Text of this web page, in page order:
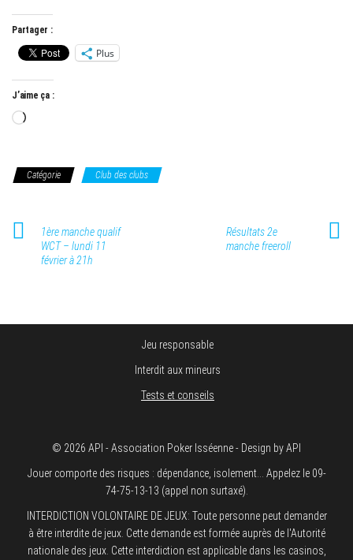
Partager :
Plus
J’aime ça :
Chargement…
Catégorie Club des clubs
1ère manche qualif
WCT – lundi 11
février à 21h
Résultats 2e
manche freeroll
Jeu responsable
Interdit aux mineurs
Tests et conseils
© 2026 API - Association Poker Isséenne - Design by API
Jouer comporte des risques : dépendance, isolement... Appelez le 09-
74-75-13-13 (appel non surtaxé).
INTERDICTION VOLONTAIRE DE JEUX: Toute personne peut demander
à être interdite de jeux. Cette demande est formée auprès de l'Autorité
nationale des jeux. Cette interdiction est applicable dans les casinos,